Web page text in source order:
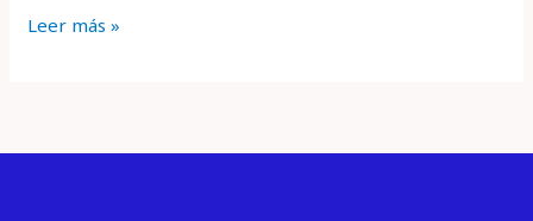
Leer más »